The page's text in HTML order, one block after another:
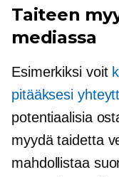
Taiteen
mediassa
Esimerkiksi voit
pitääksesi
potentiaalisia
myydä taidetta
mahdollistaa